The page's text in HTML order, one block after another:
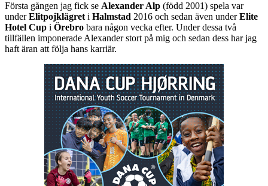
Första gången jag fick se Alexander Alp (född 2001) spela var
underElitpojklägret i Halmstad 2016 och sedan även underElite
Hotel Cup i Örebro bara någon vecka efter. Under dessa två
tillfällen imponerade Alexander stort på mig och sedan dess har jag
haft äran att följa hans karriär.